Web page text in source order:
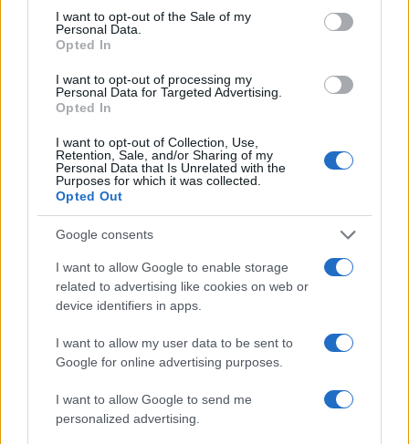
consent section.
I want to opt-out of the Sale of my
Personal Data.
Opted In
I want to opt-out of processing my
Personal Data for Targeted Advertising.
Opted In
I want to opt-out of Collection, Use,
Retention, Sale, and/or Sharing of my
Personal Data that Is Unrelated with the
Purposes for which it was collected.
Opted Out
Google consents
I want to allow Google to enable storage
related to advertising like cookies on web or
device identifiers in apps.
I want to allow my user data to be sent to
Google for online advertising purposes.
I want to allow Google to send me
personalized advertising.
Pesquisas eleitorais mostram Lula à frente de Flávio Bolsonaro
nas intenções de voto
Nome
Kinza Babylon Staked BTC